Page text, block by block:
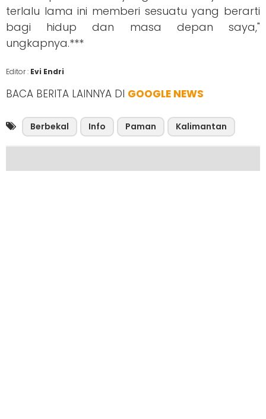
terlalu lama ini memberi sesuatu yang berarti
bagi hidup dan masa depan saya,"
ungkapnya.***
Editor : Evi Endri
BACA BERITA LAINNYA DI GOOGLE NEWS
Berbekal Info Paman Kalimantan